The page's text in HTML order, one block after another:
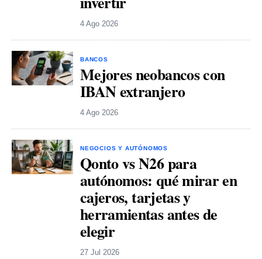
4 Ago 2026
BANCOS
Mejores neobancos con
IBAN extranjero
4 Ago 2026
NEGOCIOS Y AUTÓNOMOS
Qonto vs N26 para
autónomos: qué mirar en
cajeros, tarjetas y
herramientas antes de
elegir
27 Jul 2026